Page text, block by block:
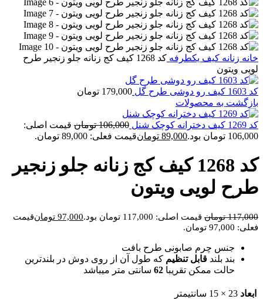
خانه زنانه کیف یکطرفه
کد 1268 کیف کج زنانه جلو زنجیر طرح
لویی ویتون
کد 1603 کیف رو دوشی طرح گل 179,000 تومان
بازگشت به محصولات
کد 1269 کیف دخترانه کوچک شنل 106,000 تومان قیمت اصلی:
106,000 تومان بود.
89,000 تومانقیمت فعلی: 89,000 تومان.
کد 1268 کیف کج زنانه جلو زنجیر
طرح لویی ویتون
117,000 تومان قیمت اصلی: 117,000 تومان بود. 97,000 تومانقیمت
فعلی: 97,000 تومان.
جنس چرم صابونی طرح بافت
بند بلند قابل تنظیم که طول آن از روی دوش در بلندترین
حالت ممکن تقریبا 62 سانتی متر میباشد
ابعاد 23 × 15 سانتیمتر